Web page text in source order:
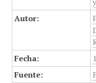
Autor:
Fecha:
Fuente: